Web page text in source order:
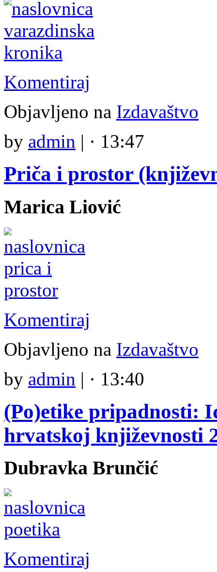
Komentiraj
Objavljeno na Izdavaštvo
by admin | · 13:47
Priča i prostor
Marica Liović
Komentiraj
Objavljeno na Izdavaštvo
by admin | · 13:40
(Po)etike pripadnosti:
hrvatskoj književnosti
Dubravka Brunčić
Komentiraj